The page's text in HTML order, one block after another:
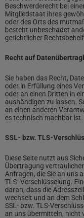
Beschwerderecht bei
Mitgliedstaat ihres
oder des Orts des
besteht unbeschadet
gerichtlicher
Recht auf
Sie haben das Recht,
oder in Erfüllung eines
oder an einen Dritten in
aushändigen zu lassen.
an einen anderen
es technisch machbar ist.
SSL- bzw. TLS-
Diese Seite nutzt aus
Übertragung
Anfragen, die Sie an uns
TLS- Verschlüsselung.
daran, dass die
wechselt und an dem
SSL- bzw. TLS-
an uns übermitteln, nicht